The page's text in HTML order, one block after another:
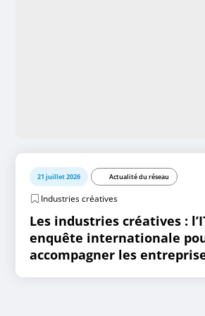
21 juillet 2026 Actualité du réseau
Industries créatives
Les industries créatives :
enquête internationale
accompagner les